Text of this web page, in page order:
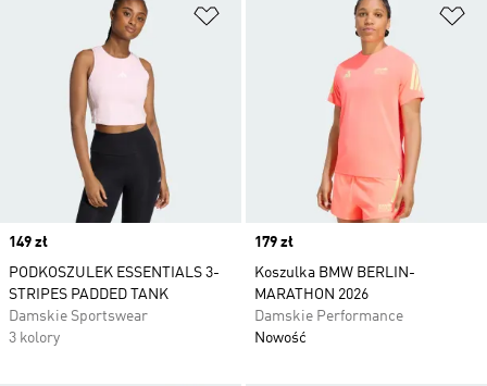
Dodaj do listy życzeń
Price
149 zł
PODKOSZULEK ESSENTIALS 3-
STRIPES PADDED TANK
Damskie Sportswear
3 kolory
Price
179 zł
Koszulka BMW BERLIN-
MARATHON 2026
Damskie Performance
Nowość